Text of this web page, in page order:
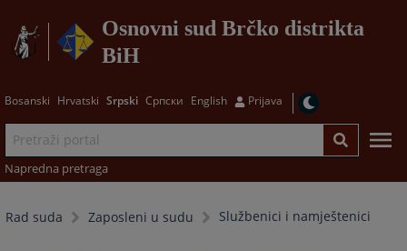
Osnovni sud Brčko distrikta
BiH
Bosanski Hrvatski Srpski Српски English Prijava
Napredna pretraga
Rad suda Zaposleni u sudu Službenici i namještenici